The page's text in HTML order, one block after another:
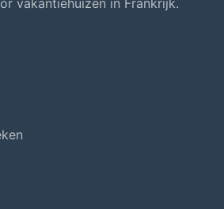
vakantiehuizen in Frankrijk.